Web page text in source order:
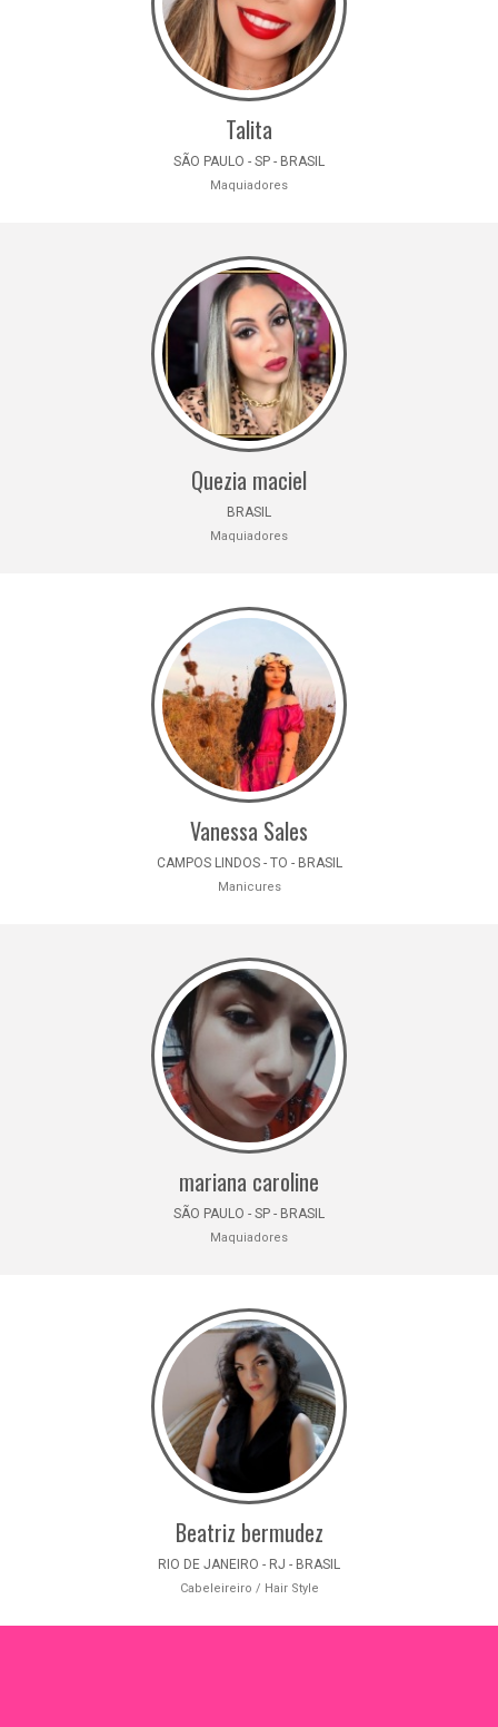
Talita
SÃO PAULO - SP - BRASIL
Maquiadores
Quezia maciel
BRASIL
Maquiadores
Vanessa Sales
CAMPOS LINDOS - TO - BRASIL
Manicures
mariana caroline
SÃO PAULO - SP - BRASIL
Maquiadores
Beatriz bermudez
RIO DE JANEIRO - RJ - BRASIL
Cabeleireiro / Hair Style